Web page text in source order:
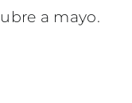
a mayo.